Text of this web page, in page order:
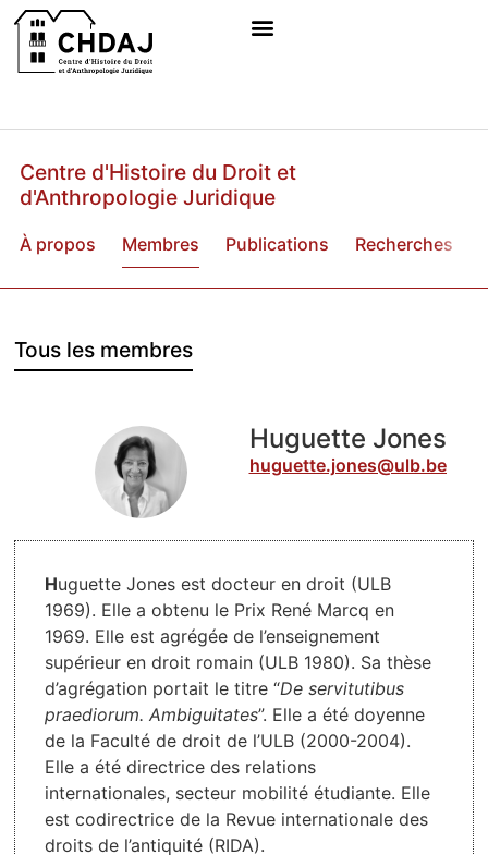
Centre d'Histoire du Droit et
d'Anthropologie Juridique
À propos Membres Publications Recherches
Tous les membres
Huguette Jones
huguette.jones@ulb.be
Huguette Jones est docteur en droit (ULB
1969). Elle a obtenu le Prix René Marcq en
1969. Elle est agrégée de l’enseignement
supérieur en droit romain (ULB 1980). Sa thèse
d’agrégation portait le titre “De servitutibus
praediorum. Ambiguitates”. Elle a été doyenne
de la Faculté de droit de l’ULB (2000-2004).
Elle a été directrice des relations
internationales, secteur mobilité étudiante. Elle
est codirectrice de la Revue internationale des
droits de l’antiquité (RIDA).